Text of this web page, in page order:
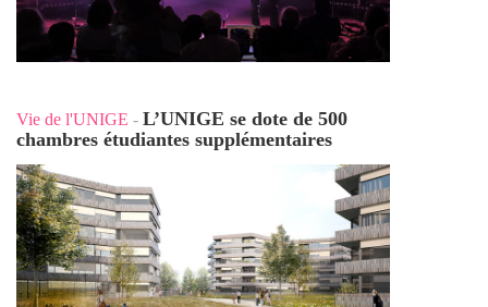
Vie de l'UNIGE - L’UNIGE se dote de 500
chambres étudiantes supplémentaires